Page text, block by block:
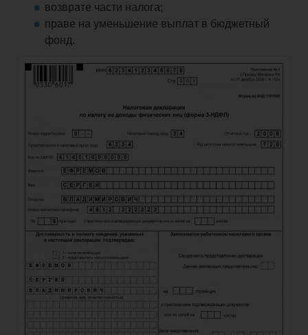
возврате части налога;
праве на уменьшение выплат в бюджетный
фонд.